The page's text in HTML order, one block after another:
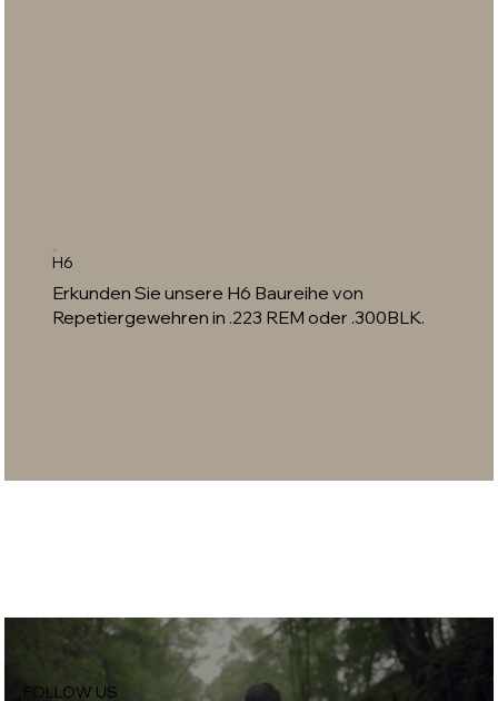
H6
Erkunden Sie unsere H6 Baureihe von
Repetiergewehren in .223 REM oder .300BLK.
FOLLOW US